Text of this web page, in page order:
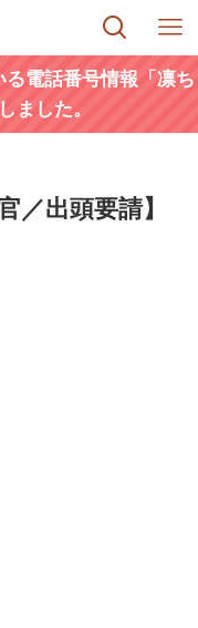
る電話番号情報「凛ち
ました。
／出頭要請】